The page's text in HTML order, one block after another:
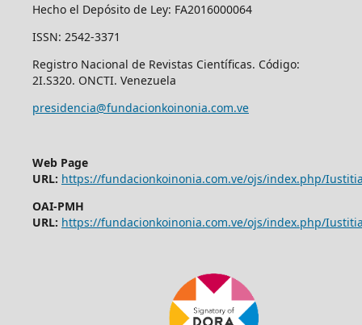
Hecho el Depósito de Ley: FA2016000064
ISSN: 2542-3371
Registro Nacional de Revistas Científicas. Código:
2I.S320. ONCTI. Venezuela
presidencia@fundacionkoinonia.com.ve
Web Page
URL: https://fundacionkoinonia.com.ve/ojs/index.php/
OAI-PMH
URL: https://fundacionkoinonia.com.ve/ojs/index.php/